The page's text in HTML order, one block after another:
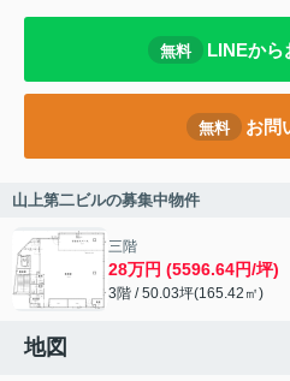
無料 LINEから
無料 お問
山上第二ビルの募集中物件
三階
28万円 (5596.64円/坪)
3階 / 50.03坪(165.42㎡)
地図